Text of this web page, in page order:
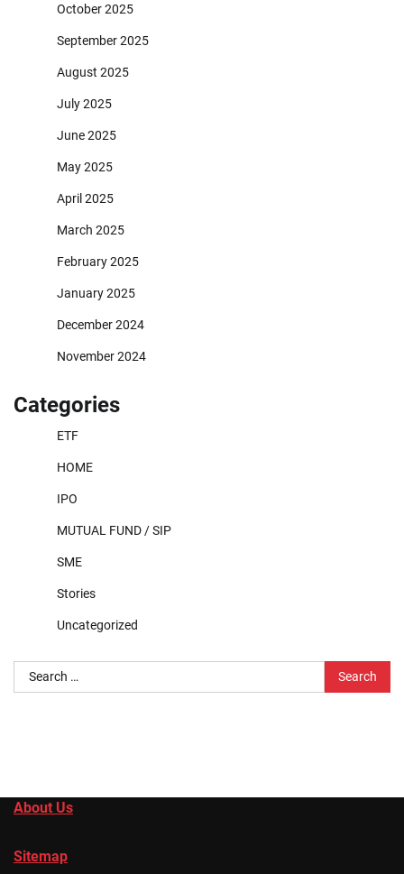
October 2025
September 2025
August 2025
July 2025
June 2025
May 2025
April 2025
March 2025
February 2025
January 2025
December 2024
November 2024
Categories
ETF
HOME
IPO
MUTUAL FUND / SIP
SME
Stories
Uncategorized
Search
for:
About Us
Sitemap